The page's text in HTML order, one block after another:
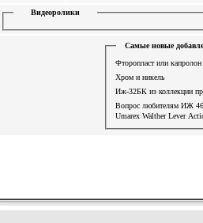
Видеоролики
Самые новые
Фторопласт или
Хром и никель
Иж-32БК из коллекции
Вопрос любителям ИЖ
Umarex Walther Lever